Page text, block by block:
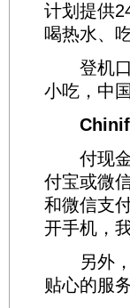
计划提供
喝热水、
登机口
小吃，中
付现金?
付宝或微
和微信支
开手机，
另外，
贴心的服务